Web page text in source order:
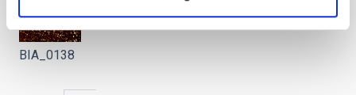
BIA_0138